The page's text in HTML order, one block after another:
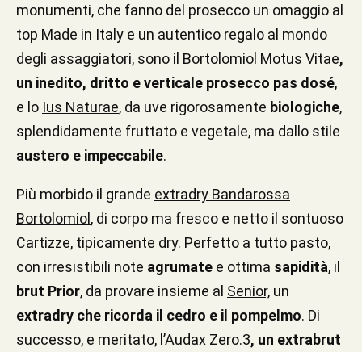
monumenti, che fanno del prosecco un omaggio al
top Made in Italy e un autentico regalo al mondo
degli assaggiatori, sono il Bortolomiol Motus Vitae,
un inedito, dritto e verticale prosecco pas dosé,
e lo Ius Naturae, da uve rigorosamente biologiche,
splendidamente fruttato e vegetale, ma dallo stile
austero e impeccabile.
Più morbido il grande extradry Bandarossa
Bortolomiol, di corpo ma fresco e netto il sontuoso
Cartizze, tipicamente dry. Perfetto a tutto pasto,
con irresistibili note agrumate e ottima sapidità, il
brut Prior, da provare insieme al Senior, un
extradry che ricorda il cedro e il pompelmo. Di
successo, e meritato, l’Audax Zero.3, un extrabrut